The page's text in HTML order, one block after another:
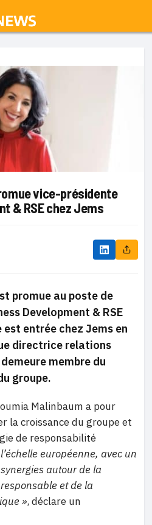
vice-présidente
& RSE chez Jems
promue au poste de
Development & RSE
est entrée chez Jems en
directrice relations
membre du
groupe.
Malinbaum a pour
la croissance du groupe et
de responsabilité
européenne, avec un
autour de la
et de la
», déclare un